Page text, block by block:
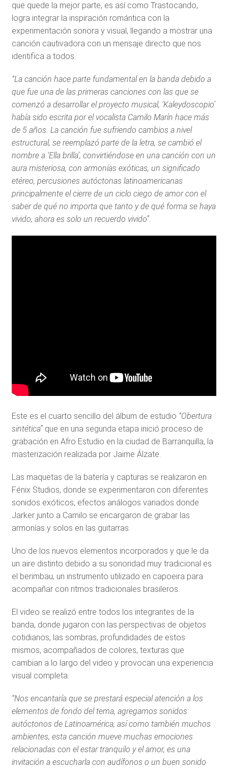
que quede la mejor parte, es así como Trastocando,
logra integrar la inspiración romántica con la
experimentación sonora y visual, llegando a mostrar una
canción cautivadora con un mensaje directo que nos
identifica a todos.
“La canción hace parte fundamental en la banda debido a
que fue una de las primeras canciones con las que se
comenzó a desarrollar el proyecto musical, ‘Kaleydoscopio’
había sido escrita por el vocalista Camilo Marín hace más
de 5 años. La canción fue sufriendo cambios a nivel
estructural, se reemplazó parte de la letra, se cambió el
nombre a ‘Ella brilla’, convirtiéndose en una canción con un
aura misteriosa, con armonías exóticas, un significado
etéreo, percusiones autóctonas latinoamericanas
principalmente el cierre de un ciclo ciego de amor con el
saber de qué no importa que tanto y de qué forma se haya
vivido, ahora es solo un recuerdo vivido”.
Este es el cuarto sencillo del álbum de estudio “Obertura
sintética”que en una segunda etapa inició proceso de
grabación en Afro Estudio en la ciudad de Barranquilla, la
masterización realizada por Jaime Álzate.
Las maquetas de la batería y capturas se realizaron en
Fénix Studios, donde se experimentaron con diferentes
sonidos exóticos, efectos análogos variados donde
Jarker junto a Camilo se encargaron de grabar las
armonías y solos en las guitarras.
Uno de los nuevos elementos incorporados y que le da
un aire distinto debido a su sonoridad muy tradicional es
el berimbau, un instrumento utilizado en capoeira para
acompañar con ritmos tradicionales brasileros.
El video se realizó entre todos los integrantes de la
banda, donde jugaron con las perspectivas de objetos
cotidianos, las sombras, profundidades de estos
mismos, acompañados de colores, texturas que
cambian a lo largo del video y provocan una experiencia
visual completa.
“Nos encantaría que se prestará especial atención a los
elementos de fondo del tema, agregamos sonidos
autóctonos de Latinoamérica, así como también muchos
ambientes, esta canción mueve muchas emociones
relacionadas con el estar tranquilo y el amor, es una
invitación a escucharla con audífonos o un buen sonido